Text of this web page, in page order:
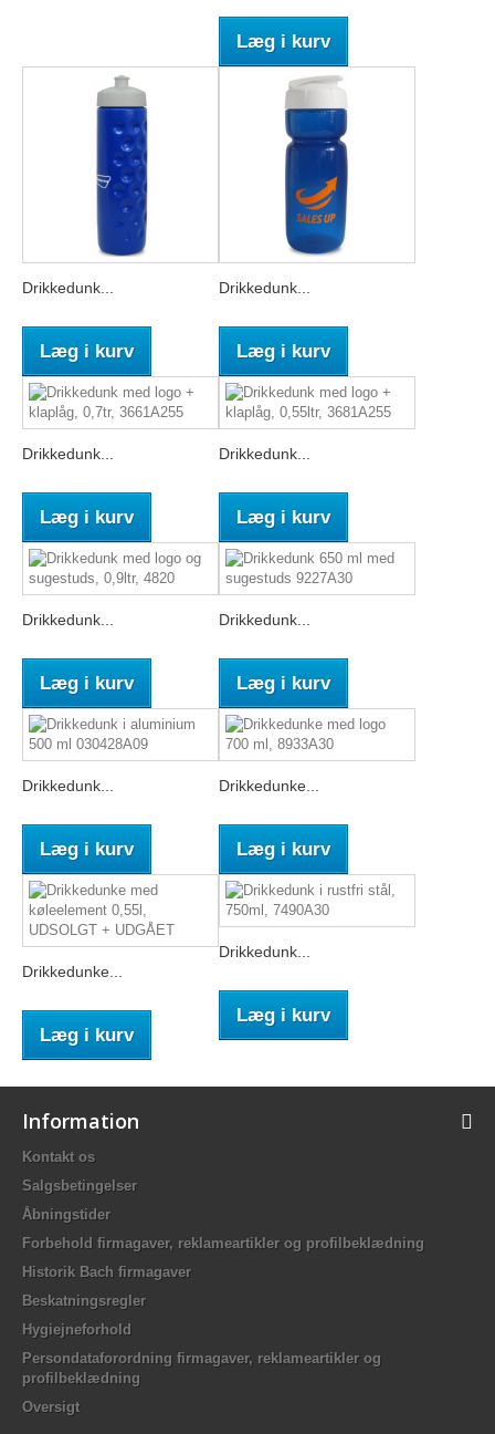
Læg i kurv
Drikkedunk...
Læg i kurv
Drikkedunk...
Læg i kurv
Drikkedunk...
Læg i kurv
Drikkedunk...
Læg i kurv
Drikkedunk...
Læg i kurv
Drikkedunk...
Læg i kurv
Drikkedunk...
Læg i kurv
Drikkedunke...
Læg i kurv
Drikkedunke...
Læg i kurv
Drikkedunk...
Læg i kurv
Information
Kontakt os
Salgsbetingelser
Åbningstider
Forbehold firmagaver, reklameartikler og profilbeklædning
Historik Bach firmagaver
Beskatningsregler
Hygiejneforhold
Persondataforordning firmagaver, reklameartikler og
profilbeklædning
Oversigt